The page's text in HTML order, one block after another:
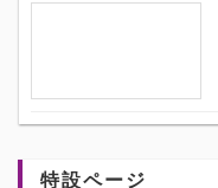
特設ページ